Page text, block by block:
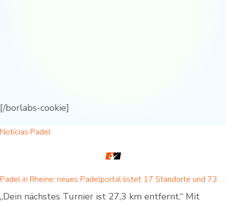
[/borlabs-cookie]
Notícias Padel
Padel in Rheine: neues Padelportal listet 17 Standorte und 73 Padel-Courts in Rheine und Umgebung
„Dein nächstes Turnier ist 27,3 km entfernt.“ Mit